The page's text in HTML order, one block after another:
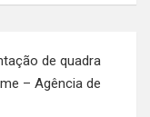
de quadra
– Agência de